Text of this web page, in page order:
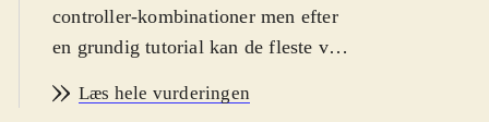
controller-kombinationer men efter
en grundig tutorial kan de fleste være
Som spiller styrer man gennem en
Læs hele vurderingen